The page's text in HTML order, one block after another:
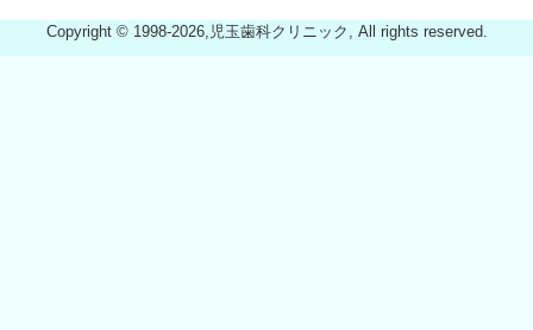
Copyright © 1998-2026,児玉歯科クリニック, All rights reserved.